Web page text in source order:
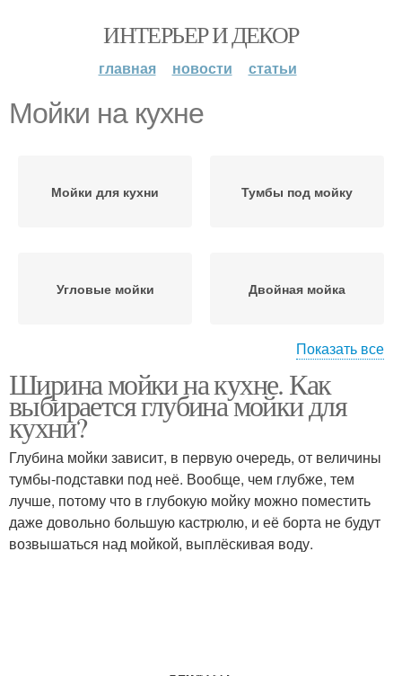
ИНТЕРЬЕР И ДЕКОР
главная новости статьи
Мойки на кухне
Мойки для кухни Тумбы под мойку
Угловые мойки Двойная мойка
Мойка для кухни Двойные мойки
Кухонные мойки
Царапины на гранитных
мойках
Показать все
Ширина мойки на кухне. Как
выбирается глубина мойки для
кухни?
Глубина мойки зависит, в первую очередь, от величины
тумбы-подставки под неё. Вообще, чем глубже, тем
лучше, потому что в глубокую мойку можно поместить
даже довольно большую кастрюлю, и её борта не будут
возвышаться над мойкой, выплёскивая воду.